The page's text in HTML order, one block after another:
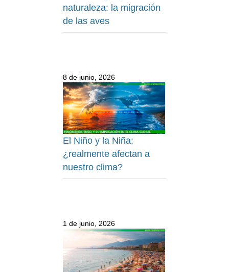
naturaleza: la migración
de las aves
8 de junio, 2026
El Niño y la Niña:
¿realmente afectan a
nuestro clima?
1 de junio, 2026